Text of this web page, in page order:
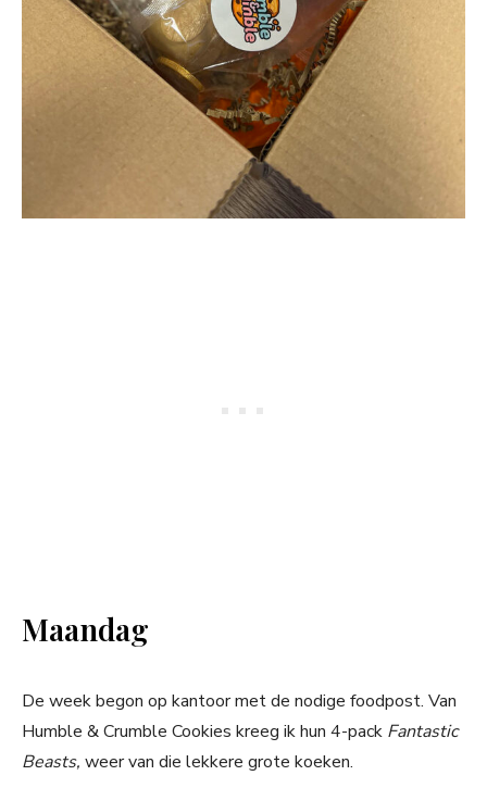
Maandag
De week begon op kantoor met de nodige foodpost. Van
Humble & Crumble Cookies kreeg ik hun 4-pack Fantastic
Beasts, weer van die lekkere grote koeken.